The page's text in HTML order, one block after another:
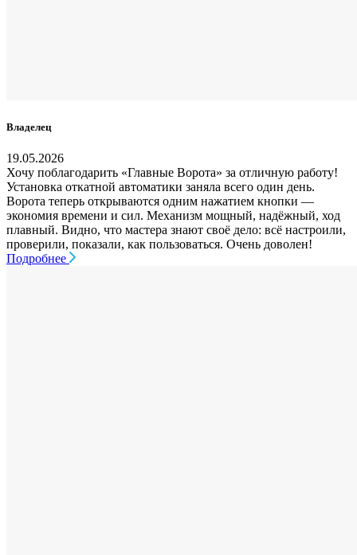
Владелец
19.05.2026
Хочу поблагодарить «Главные Ворота» за отличную работу!
Установка откатной автоматики заняла всего один день.
Ворота теперь открываются одним нажатием кнопки —
экономия времени и сил. Механизм мощный, надёжный, ход
плавный. Видно, что мастера знают своё дело: всё настроили,
проверили, показали, как пользоваться. Очень доволен!
Подробнее